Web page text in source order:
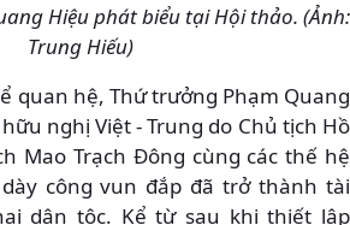
Hiệu phát biểu tại Hội thảo. (Ảnh:
Trung Hiếu)
quan hệ, Thứ trưởng Phạm Quang
nghị Việt - Trung do Chủ tịch Hồ
Mao Trạch Đông cùng các thế hệ
công vun đắp đã trở thành tài
dân tộc. Kể từ sau khi thiết lập